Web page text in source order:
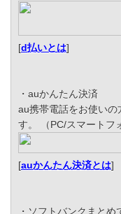
[d払いとは]
・auかんたん決済
au携帯電話をお使いの
す。 （PC/スマートフ
[auかんたん決済とは]
・ソフトバンクまとめ